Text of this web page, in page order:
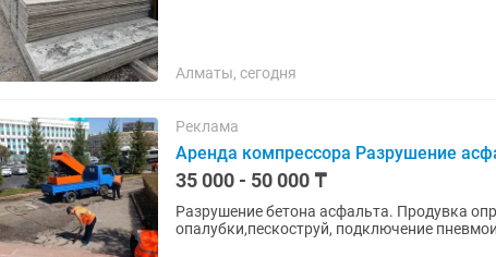
Алматы, сегодня
Реклама
Аренда компрессора Разрушение
35 000 - 50 000 ₸
Разрушение бетона асфальта. Продувка
опалубки,пескоструй, подключение